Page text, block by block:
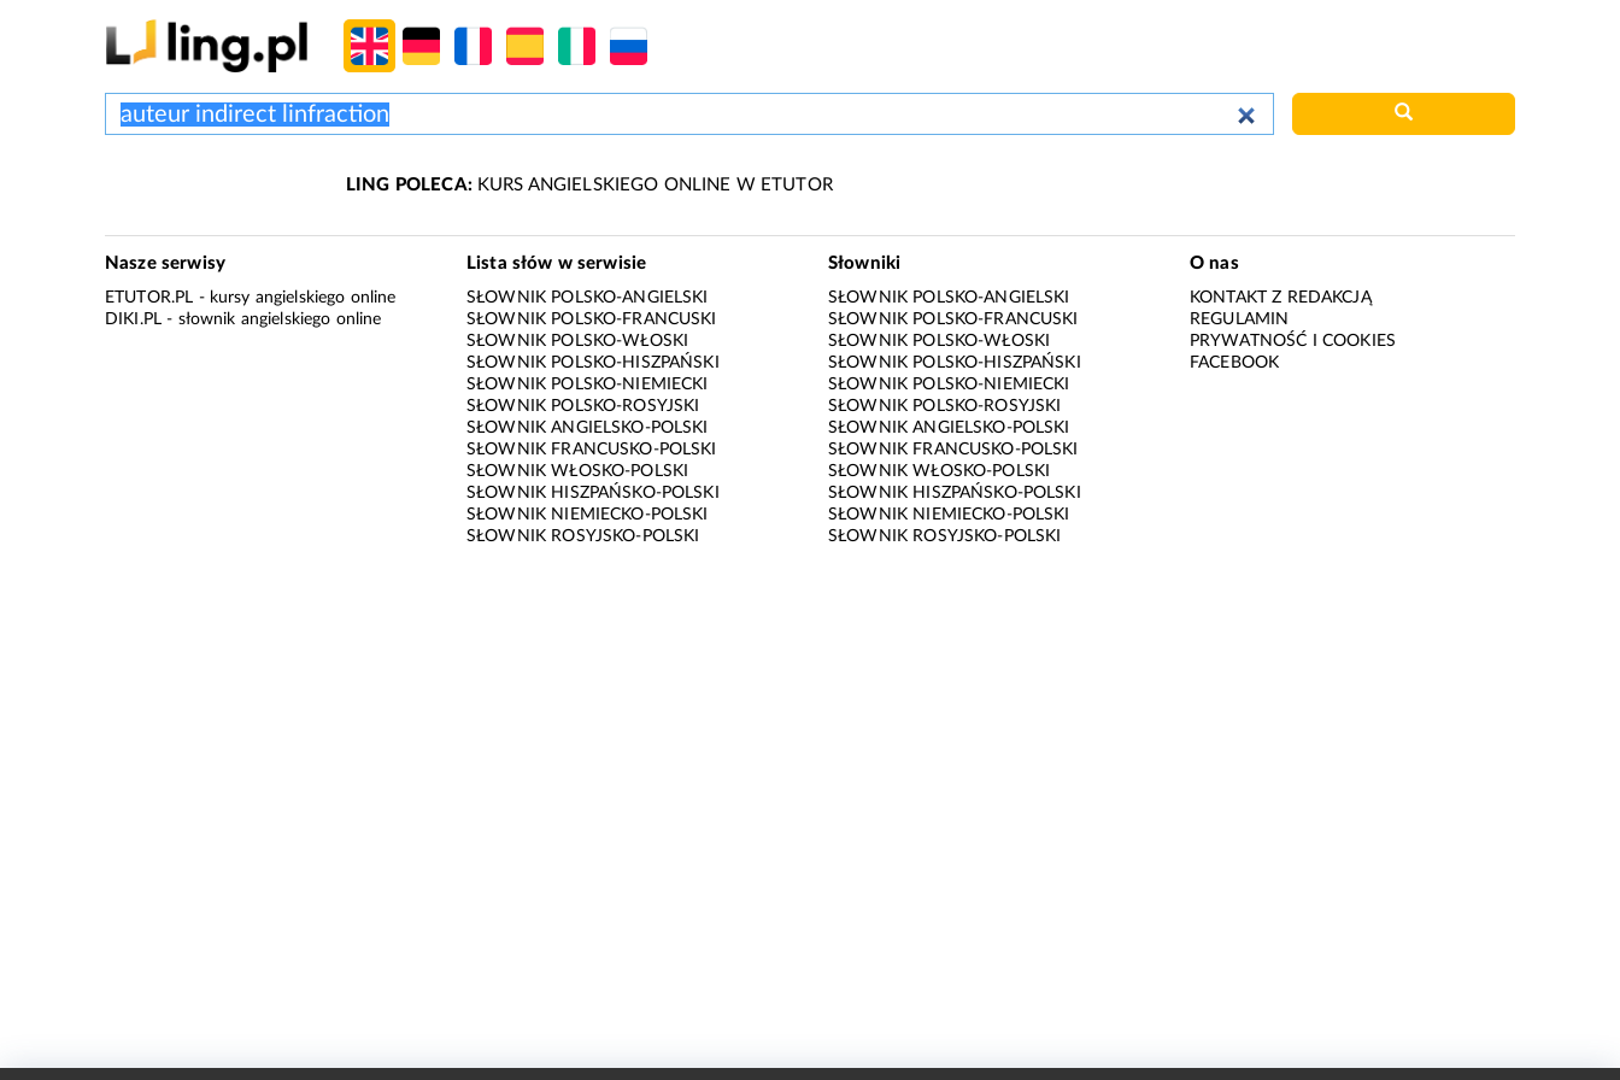
LING POLECA:KURS ANGIELSKIEGO ONLINE W ETUTOR
Nasze serwisy
ETUTOR.PL - kursy angielskiego online
DIKI.PL - słownik angielskiego online
Lista słów w serwisie
SŁOWNIK POLSKO-ANGIELSKI
SŁOWNIK POLSKO-FRANCUSKI
SŁOWNIK POLSKO-WŁOSKI
SŁOWNIK POLSKO-HISZPAŃSKI
SŁOWNIK POLSKO-NIEMIECKI
SŁOWNIK POLSKO-ROSYJSKI
SŁOWNIK ANGIELSKO-POLSKI
SŁOWNIK FRANCUSKO-POLSKI
SŁOWNIK WŁOSKO-POLSKI
SŁOWNIK HISZPAŃSKO-POLSKI
SŁOWNIK NIEMIECKO-POLSKI
SŁOWNIK ROSYJSKO-POLSKI
Słowniki
SŁOWNIK POLSKO-ANGIELSKI
SŁOWNIK POLSKO-FRANCUSKI
SŁOWNIK POLSKO-WŁOSKI
SŁOWNIK POLSKO-HISZPAŃSKI
SŁOWNIK POLSKO-NIEMIECKI
SŁOWNIK POLSKO-ROSYJSKI
SŁOWNIK ANGIELSKO-POLSKI
SŁOWNIK FRANCUSKO-POLSKI
SŁOWNIK WŁOSKO-POLSKI
SŁOWNIK HISZPAŃSKO-POLSKI
SŁOWNIK NIEMIECKO-POLSKI
SŁOWNIK ROSYJSKO-POLSKI
O nas
KONTAKT Z REDAKCJĄ
REGULAMIN
PRYWATNOŚĆ I COOKIES
FACEBOOK